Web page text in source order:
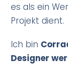
es als ein
Projekt dient.
Ich bin
Designer